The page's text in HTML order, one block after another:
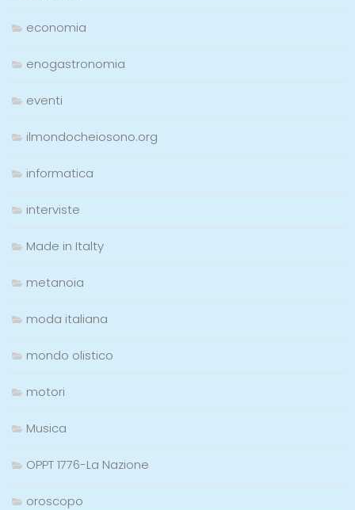
economia
enogastronomia
eventi
ilmondocheiosono.org
informatica
interviste
Made in Italty
metanoia
moda italiana
mondo olistico
motori
Musica
OPPT 1776-La Nazione
oroscopo